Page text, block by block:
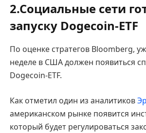
2.Социальные сети
запуску Dogecoin-ETF
По оценке стратегов Bloomberg,
неделе в США должен появиться
Dogecoin-ETF.
Как отметил один из аналитиков
американском рынке появится
который будет регулироваться